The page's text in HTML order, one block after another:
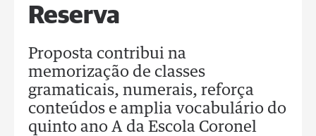
Reserva
Proposta contribui na
memorização de classes
gramaticais, numerais, reforça
conteúdos e amplia vocabulário do
quinto ano A da Escola Coronel